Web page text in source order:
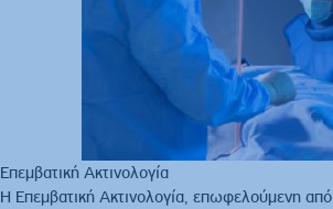
Επεμβατική Ακτινολογία
Η Επεμβατική Ακτινολογία, επωφελούμενη από